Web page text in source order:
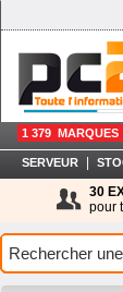
1 379 MARQUES
SERVEUR
30
pour